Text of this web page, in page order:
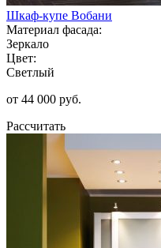
Шкаф-купе Вобани
Материал фасада:
Зеркало
Цвет:
Светлый
от 44 000 руб.
Рассчитать